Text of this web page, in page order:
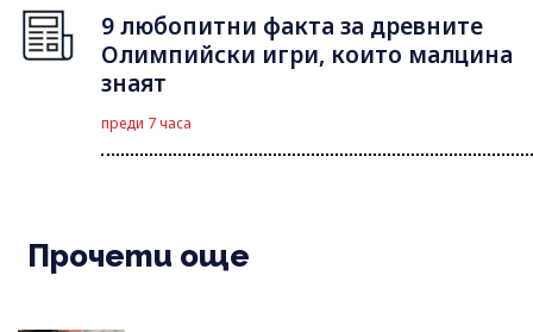
9 любопитни факта за древните
Олимпийски игри, които малцина
знаят
преди 7 часа
Прочети още